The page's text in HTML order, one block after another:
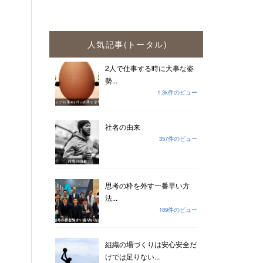
人気記事(トータル)
2人で仕事する時に大事な姿
勢...
1.3k件のビュー
社名の由来
357件のビュー
思考の枠を外す一番早い方
法...
189件のビュー
組織の場づくりは安心安全だ
けでは足りない...